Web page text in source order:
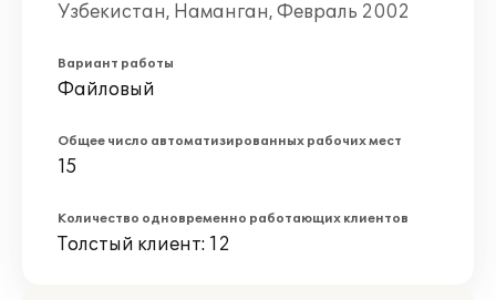
Узбекистан, Наманган, Февраль 2002
Вариант работы
Файловый
Общее число автоматизированных рабочих мест
15
Количество одновременно работающих клиентов
Толстый клиент: 12